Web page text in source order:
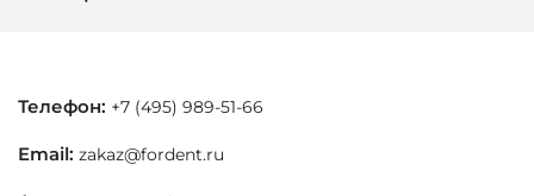
Телефон: +7 (495) 989-51-66
Email: zakaz@fordent.ru